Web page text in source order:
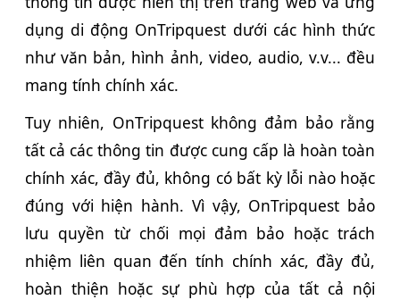
dụng di động OnTripquest dưới các hình thức
như văn bản, hình ảnh, video, audio, v.v... đều
mang tính chính xác.
Tuy nhiên, OnTripquest không đảm bảo rằng
tất cả các thông tin được cung cấp là hoàn toàn
chính xác, đầy đủ, không có bất kỳ lỗi nào hoặc
đúng với hiện hành. Vì vậy, OnTripquest bảo
lưu quyền từ chối mọi đảm bảo hoặc trách
nhiệm liên quan đến tính chính xác, đầy đủ,
hoàn thiện hoặc sự phù hợp của tất cả nội